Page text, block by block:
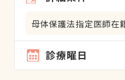
母体保護法指定医師在
診療曜日